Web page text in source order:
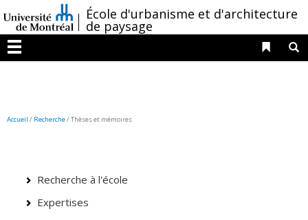
au
contenu
/École d'urbanisme et d'architecture
de paysage
Menu
Liens
Accueil / Recherche/Thèses et mémoires
Recherche à l'école
Expertises